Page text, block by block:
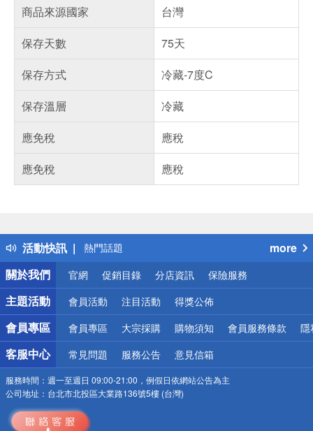
商品來源國家
台灣
保存天數
75天
保存方式
冷藏-7度C
保存溫層
冷藏
應免稅
應稅
應免稅
應稅
活動快訊
得獎公告
熱門話題
銀行優惠
偏遠地區配送
詐騙網頁！請小心！
more
關於我們
官網 促銷目錄 分店資訊 保險服務
主題活動 會員活動 注目活動 得獎公佈
會員專區 會員專區 大宗採購 購物須知 會員服務條款 隱
客服中心 常見問題 服務公告 意見信箱
服務時間： 週一至週日 09:00-21:00，例假日依網站公告為主
公司地址： 台北市北投區大業路136號5樓 (台灣)